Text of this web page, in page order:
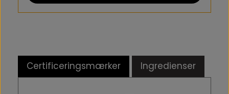
Certificeringsmærker Ingredienser